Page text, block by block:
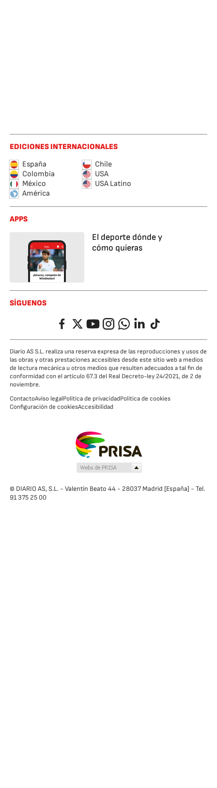
EDICIONES INTERNACIONALES
España
Chile
Colombia
USA
México
USA Latino
América
APPS
El deporte dónde y
cómo quieras
SÍGUENOS
FacebookTwitterYouTubeInstagramWhatsappLinkedIn
TikTok
Diario AS S.L. realiza una reserva expresa de las reproducciones y usos de
las obras y otras prestaciones accesibles desde este sitio web a medios
de lectura mecánica u otros medios que resulten adecuados a tal fin de
conformidad con el artículo 67.3 del Real Decreto-ley 24/2021, de 2 de
noviembre.
ContactoAviso legalPolítica de privacidadPolítica de cookies
Configuración de cookiesAccesibilidad
© DIARIO AS, S.L. - Valentín Beato 44 - 28037 Madrid [España] - Tel.
91 375 25 00